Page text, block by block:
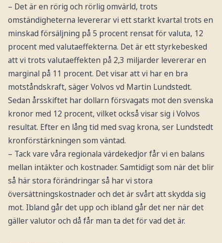
– Det är en rörig och rörlig omvärld, trots
omständigheterna levererar vi ett starkt kvartal trots en
minskad försäljning på 5 procent rensat för valuta, 12
procent med valutaeffekterna. Det är ett styrkebesked
att vi trots valutaeffekten på 2,3 miljarder levererar en
marginal på 11 procent. Det visar att vi har en bra
motståndskraft, säger Volvos vd Martin Lundstedt.
Sedan årsskiftet har dollarn försvagats mot den svenska
kronor med 12 procent, vilket också visar sig i Volvos
resultat. Efter en lång tid med svag krona, ser Lundstedt
kronförstärkningen som väntad.
– Tack vare våra regionala värdekedjor får vi en balans
mellan intäkter och kostnader. Samtidigt som när det blir
så här stora förändringar så har vi stora
översättningskostnader och det är svårt att skydda sig
mot. Ibland går det upp och ibland går det ner när det
gäller valutor och då får man ta det för vad det är.